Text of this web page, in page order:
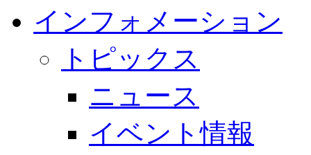
インフォメーション
トピックス
ニュース
イベント情報